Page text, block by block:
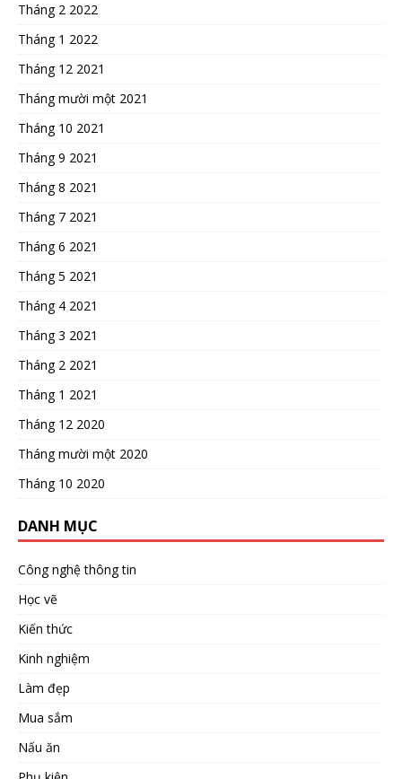
Tháng 2 2022
Tháng 1 2022
Tháng 12 2021
Tháng mười một 2021
Tháng 10 2021
Tháng 9 2021
Tháng 8 2021
Tháng 7 2021
Tháng 6 2021
Tháng 5 2021
Tháng 4 2021
Tháng 3 2021
Tháng 2 2021
Tháng 1 2021
Tháng 12 2020
Tháng mười một 2020
Tháng 10 2020
DANH MỤC
Công nghệ thông tin
Học vẽ
Kiến thức
Kinh nghiệm
Làm đẹp
Mua sắm
Nấu ăn